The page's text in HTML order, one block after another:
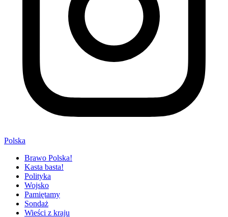
Polska
Brawo Polska!
Kasta basta!
Polityka
Wojsko
Pamiętamy
Sondaż
Wieści z kraju